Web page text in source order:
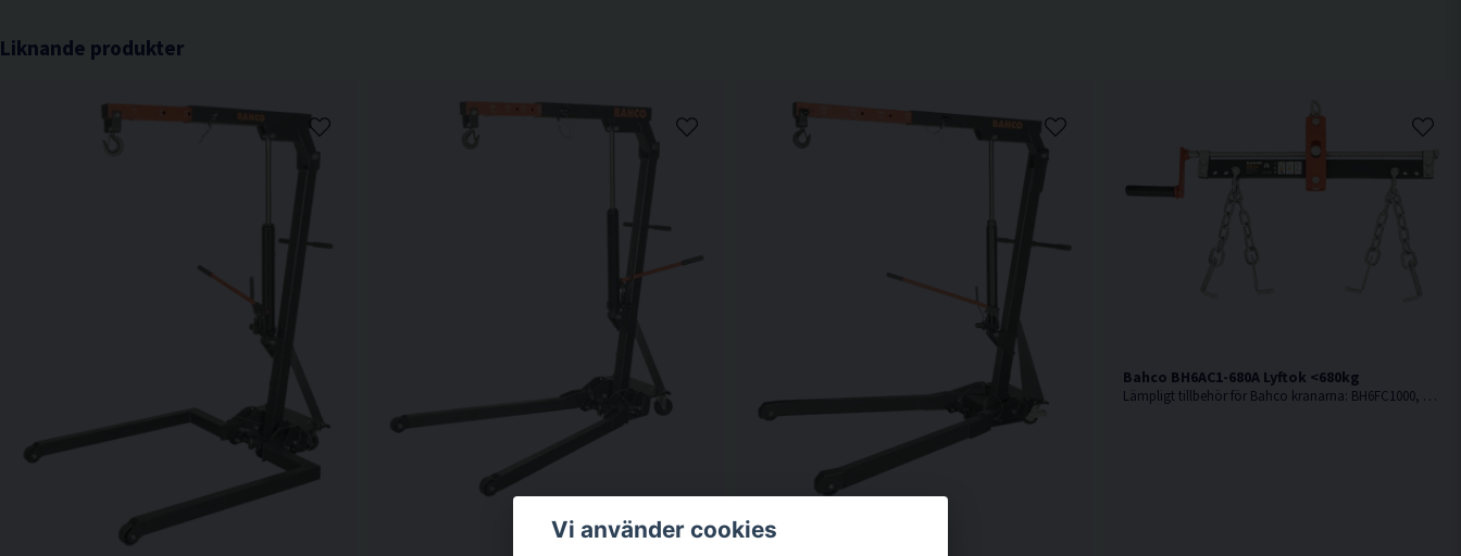
Liknande produkter
Bahco BH6AC1-680A Lyftok <680kg
Lämpligt tillbehör för Bahco kranarna: BH6FC1000, BH6FC2000 och BH6PC600
Vi använder cookies